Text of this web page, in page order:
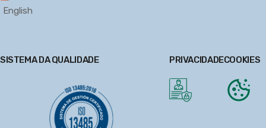
English
SISTEMA DA QUALIDADE PRIVACIDADECOOKIES